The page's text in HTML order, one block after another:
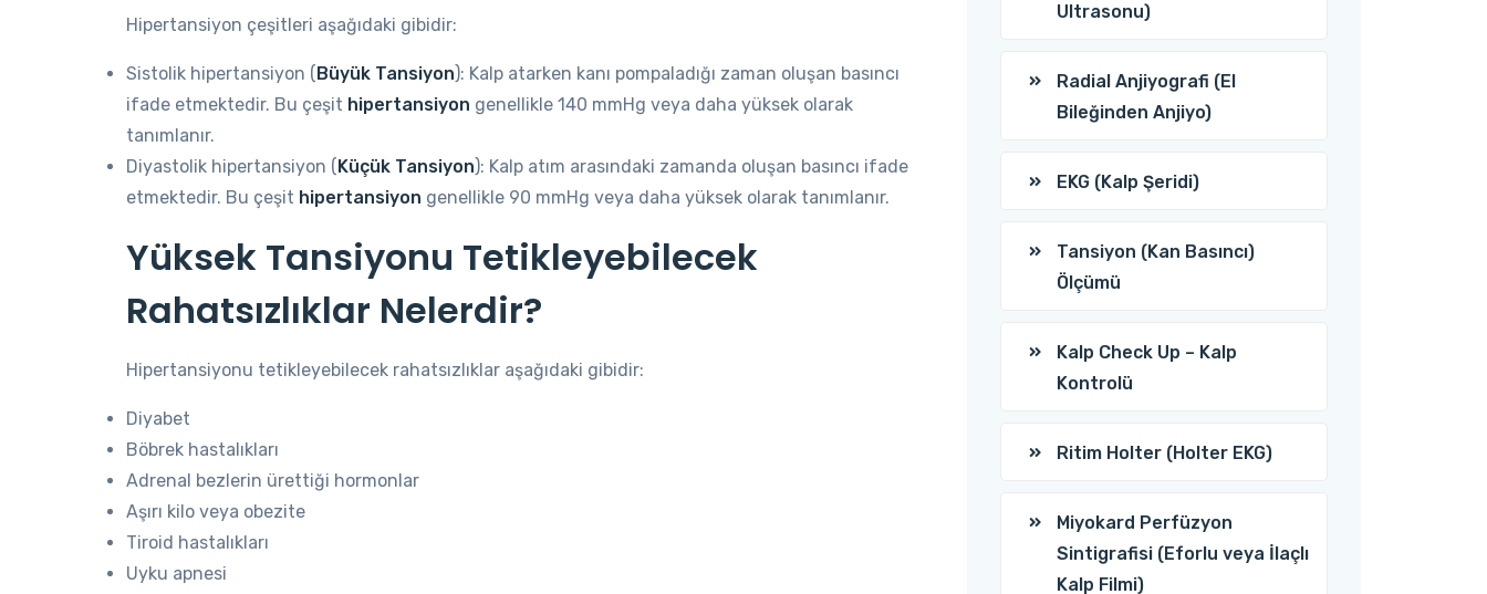
Hipertansiyon çeşitleri aşağıdaki gibidir:
Sistolik hipertansiyon ( Büyük Tansiyon): Kalp atarken kanı pompaladığı zaman oluşan basıncı
ifade etmektedir. Bu çeşit hipertansiyon genellikle 140 mmHg veya daha yüksek olarak
tanımlanır.
Diyastolik hipertansiyon ( Küçük Tansiyon): Kalp atım arasındaki zamanda oluşan basıncı ifade
etmektedir. Bu çeşit hipertansiyon genellikle 90 mmHg veya daha yüksek olarak tanımlanır.
Yüksek Tansiyonu Tetikleyebilecek
Rahatsızlıklar Nelerdir?
Hipertansiyonu tetikleyebilecek rahatsızlıklar aşağıdaki gibidir:
Diyabet
Böbrek hastalıkları
Adrenal bezlerin ürettiği hormonlar
Aşırı kilo veya obezite
Tiroid hastalıkları
Uyku apnesi
Ultrasonu)
Radial Anjiyografi (El
Bileğinden Anjiyo)
EKG (Kalp Şeridi)
Tansiyon (Kan Basıncı)
Ölçümü
Kalp Check Up – Kalp
Kontrolü
Ritim Holter (Holter EKG)
Miyokard Perfüzyon
Sintigrafisi (Eforlu veya İlaçlı
Kalp Filmi)